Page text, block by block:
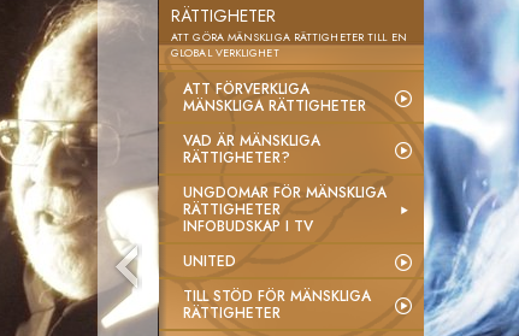
RÄTTIGHETER
ATT GÖRA MÄNSKLIGA RÄTTIGHETER TILL EN
GLOBAL VERKLIGHET
ATT FÖRVERKLIGA
MÄNSKLIGA RÄTTIGHETER
VAD ÄR MÄNSKLIGA
RÄTTIGHETER?
UNGDOMAR FÖR MÄNSKLIGA
RÄTTIGHETER
INFOBUDSKAP I TV
UNITED
TILL STÖD FÖR MÄNSKLIGA
RÄTTIGHETER